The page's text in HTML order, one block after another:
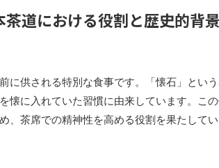
道における役割と歴史的背景
に供される特別な食事です。「懐石」という
懐に入れていた習慣に由来しています。この
、茶席での精神性を高める役割を果たしてい